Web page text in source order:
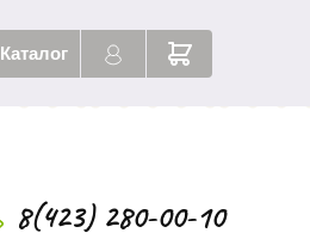
Каталог
8(423) 280-00-10